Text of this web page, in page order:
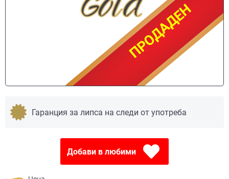
ПРОДАДЕН
ПРОДАДЕН
Гаранция за липса на следи от употреба
Добави в любими